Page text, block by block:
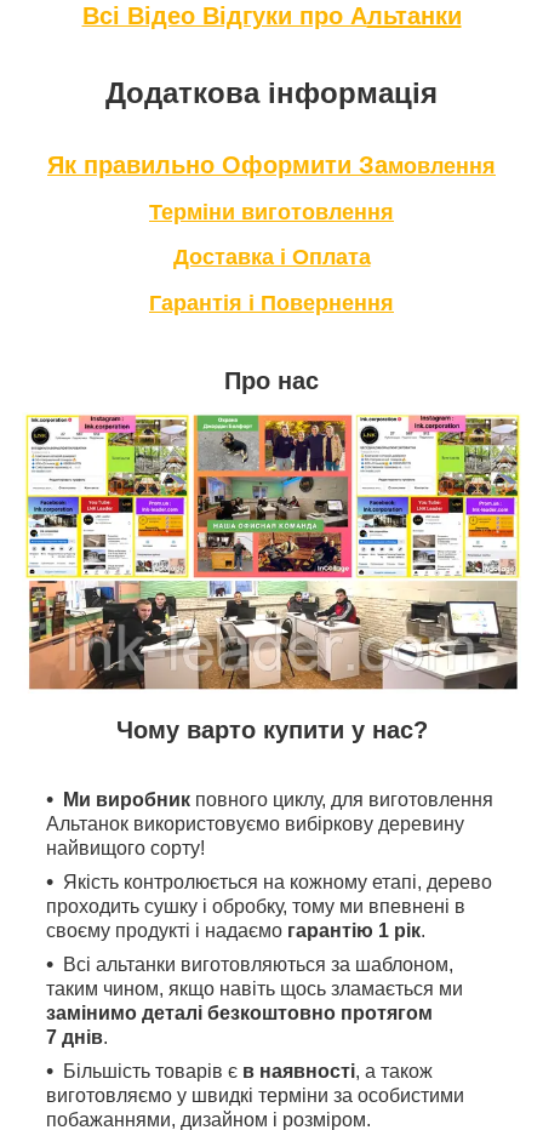
Всі Відео Відгуки про Альтанки
Додаткова інформація
Як правильно Оформити Замовлення
Терміни виготовлення
Доставка і Оплата
Гарантія і Повернення
Про нас
Чому варто купити у нас?
Ми виробник повного циклу, для виготовлення
Альтанок використовуємо вибіркову деревину
найвищого сорту!
Якість контролюється на кожному етапі, дерево
проходить сушку і обробку, тому ми впевнені в
своєму продукті і надаємо гарантію 1 рік.
Всі альтанки виготовляються за шаблоном,
таким чином, якщо навіть щось зламається ми
замінимо деталі безкоштовно протягом
7 днів.
Більшість товарів є в наявності, а також
виготовляємо у швидкі терміни за особистими
побажаннями, дизайном і розміром.